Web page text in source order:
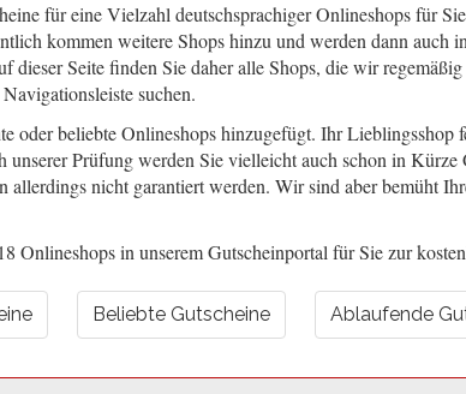
für eine Vielzahl deutschsprachiger Onlineshops für
kommen weitere Shops hinzu und werden dann
dieser Seite finden Sie daher alle Shops, die wir
suchen.
oder beliebte Onlineshops hinzugefügt. Ihr
Prüfung werden Sie vielleicht auch schon in
nicht garantiert werden. Wir sind aber bemüht
Onlineshops in unserem Gutscheinportal für Sie zur
Beliebte Gutscheine Ablaufende